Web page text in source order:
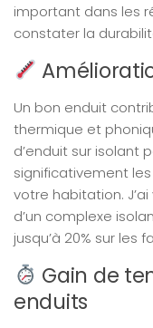
important dans les
constater la
Un bon enduit
thermique et
d’enduit sur isolant
significativement
votre habitation.
d’un complexe
jusqu’à 20% sur les
Gain de
enduits